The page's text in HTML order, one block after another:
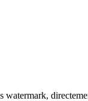
watermark,